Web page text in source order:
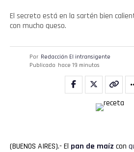
El secreto está en la sartén bien
con mucho queso.
Por Redacción El intransigente
Publicado hace 19 minutos
(BUENOS AIRES).- El pan de maíz con